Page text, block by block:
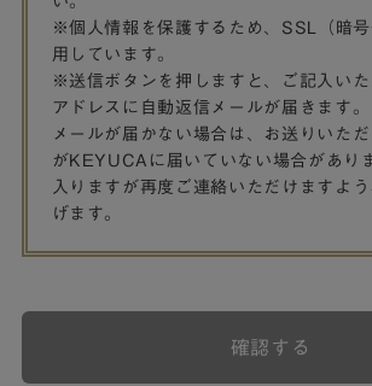
※個人情報を保護するため、SSL（暗
用しています。
※送信ボタンを押しますと、ご記入いた
アドレスに自動返信メールが届きます。
メールが届かない場合は、お送りいた
がKEYUCAに届いていない場合があり
入りますが再度ご連絡いただけますよ
げます。
確認する